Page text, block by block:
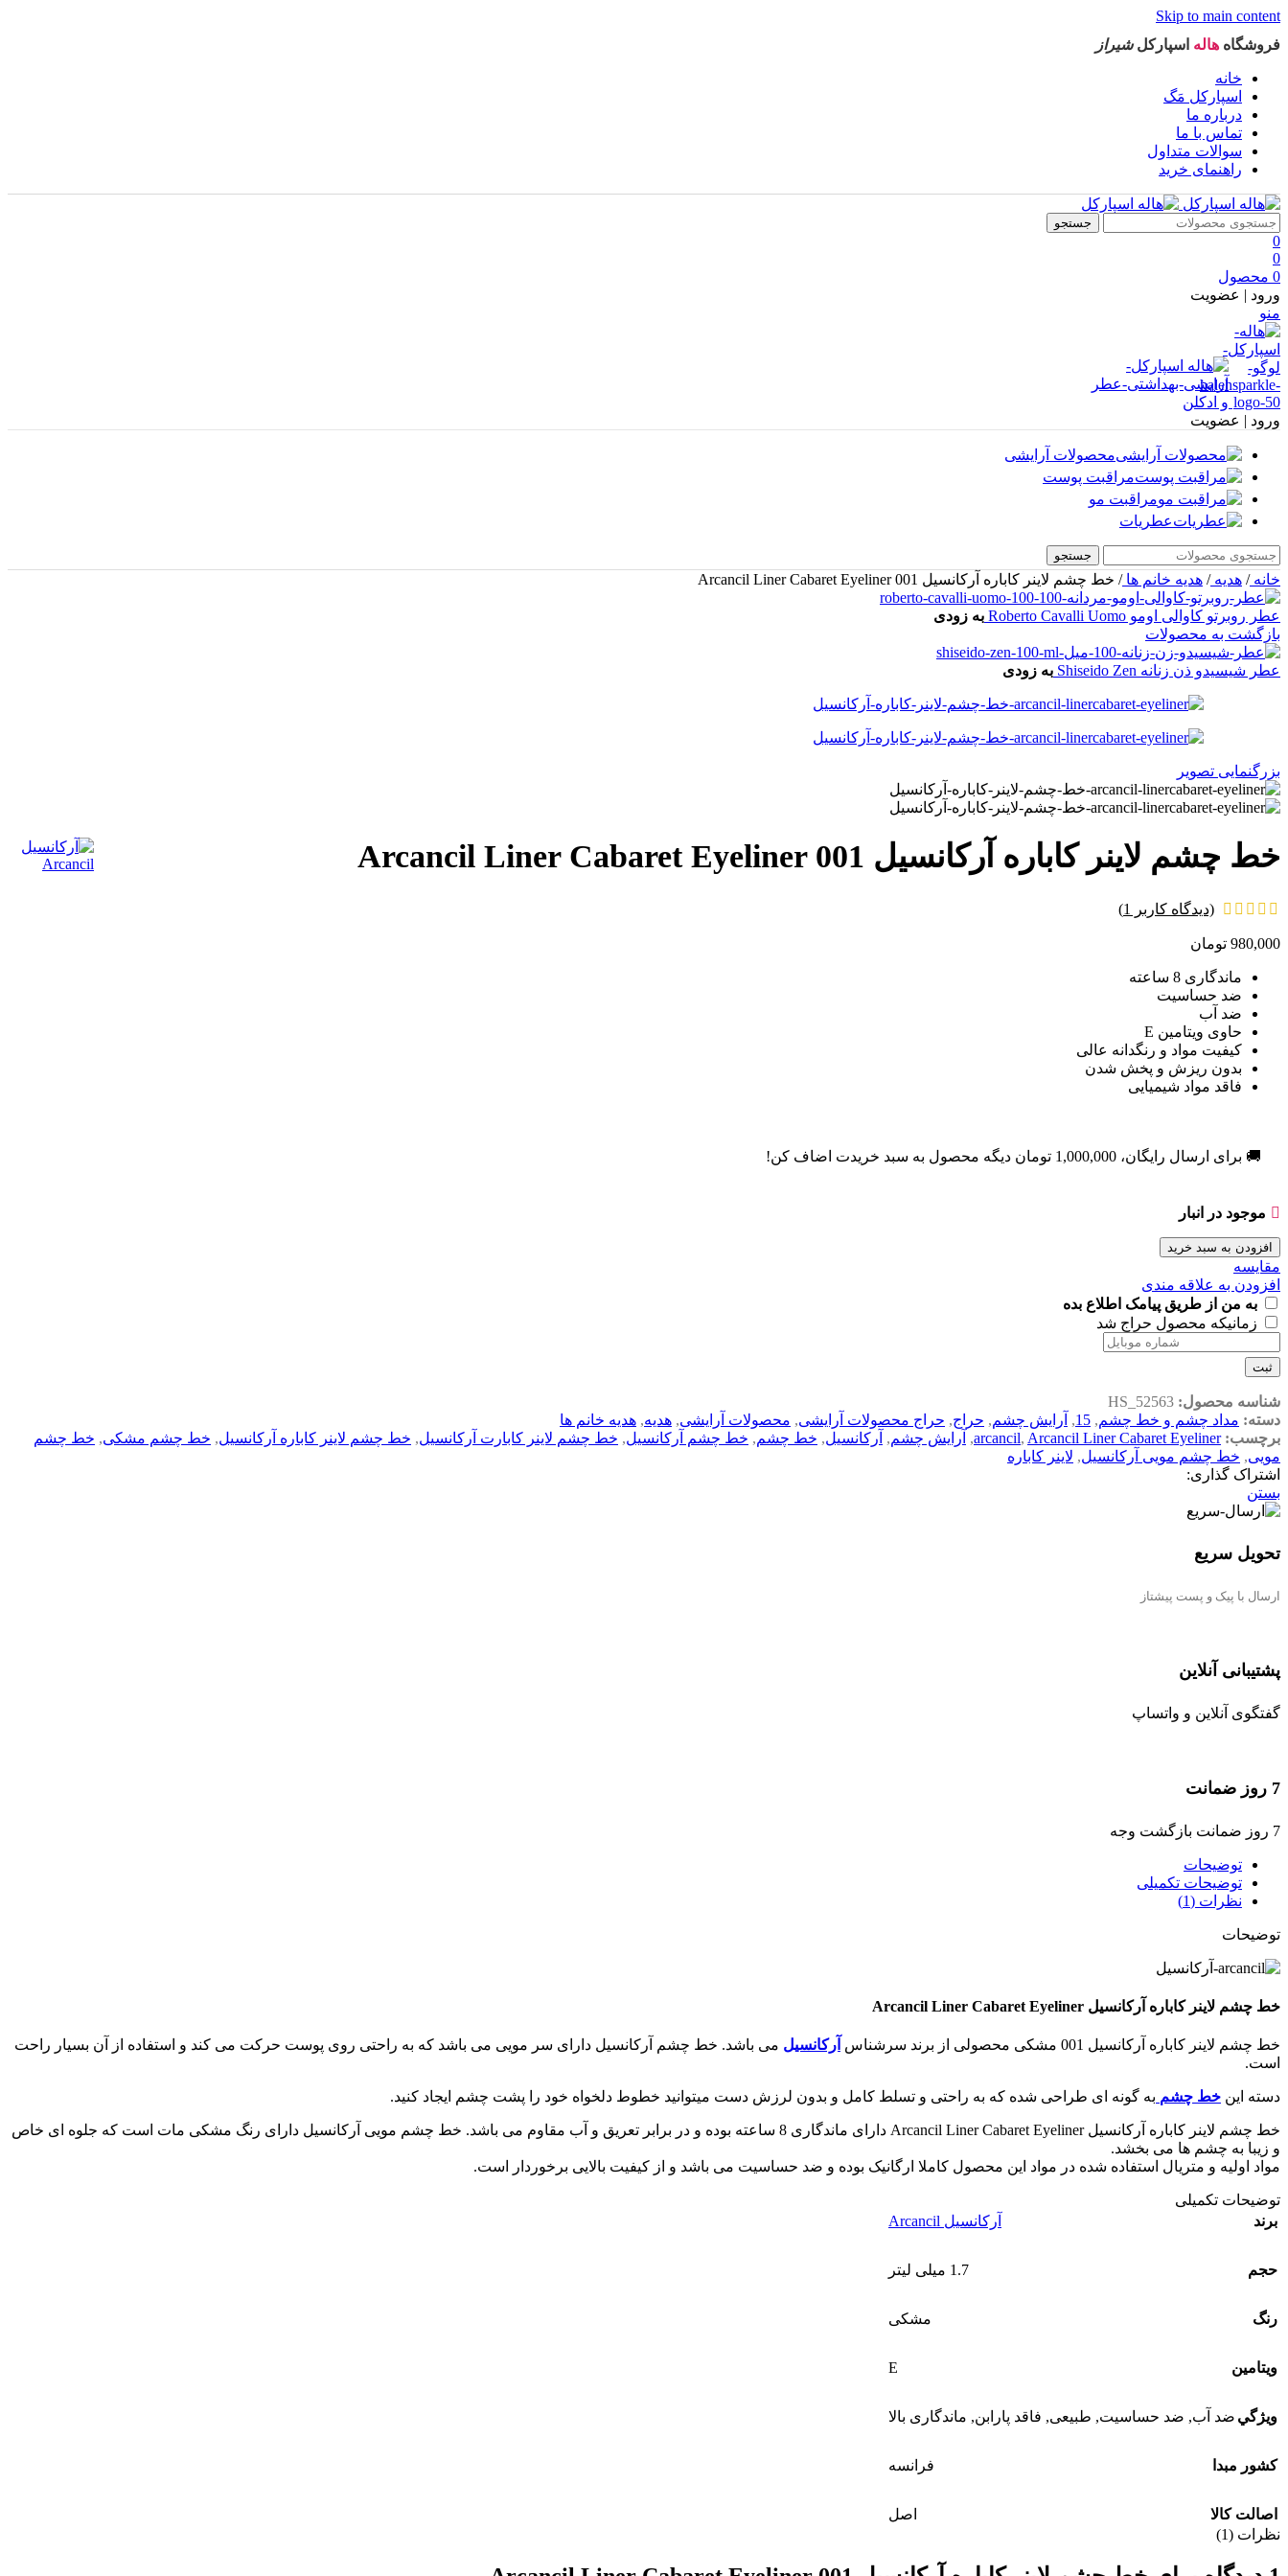
Skip to main content
فروشگاه هاله اسپارکلشیراز
خانه
اسپارکل مَگ
درباره ما
تماس با ما
سوالات متداول
راهنمای خرید
جستجو
0
0
0 محصول
ورود | عضویت
منو
ورود | عضویت
محصولات آرایشی
مراقبت پوست
مراقبت مو
عطریات
جستجو
خانه/ هدیه/ هدیه خانم ها/ خط چشم لاینر کاباره آرکانسیل Arcancil Liner Cabaret Eyeliner 001
عطر روبرتو کاوالی اومو Roberto Cavalli Uomo
به زودی
بازگشت به محصولات
عطر شیسیدو ذن زنانه Shiseido Zen به زودی
بزرگنمایی تصویر
خط چشم لاینر کاباره آرکانسیل Arcancil Liner Cabaret Eyeliner 001
(دیدگاه کاربر 1
)
980,000 تومان
ماندگاری 8 ساعته
ضد حساسیت
ضد آب
حاوی ویتامین E
کیفیت مواد و رنگدانه عالی
بدون ریزش و پخش شدن
فاقد مواد شیمیایی
🚚 برای ارسال رایگان، 1,000,000 تومان دیگه محصول به سبد خریدت اضاف کن!
موجود در انبار
افزودن به سبد خرید
مقایسه
افزودن به علاقه مندی
به من از طریق پیامک اطلاع بده
زمانیکه محصول حراج شد
ثبت
شناسه محصول: HS_52563
دسته: مداد چشم و خط چشم,
15
, آرایش چشم, حراج, حراج محصولات آرایشی, محصولات آرایشی, هدیه, هدیه خانم ها
برچسب:
arcancil, Arcancil Liner Cabaret Eyeliner
, آرایش چشم, آرکانسیل, خط چشم, خط چشم آرکانسیل, خط چشم لاینر کابارت آرکانسیل, خط چشم لاینر کاباره آرکانسیل, خط چشم مشکی, خط چشم
مویی, خط چشم مویی آرکانسیل, لاینر کاباره
اشتراک گذاری:
بستن
تحویل سریع
ارسال با پیک و پست پیشتاز
پشتیبانی آنلاین
گفتگوی آنلاین و واتساپ
7 روز ضمانت
7 روز ضمانت بازگشت وجه
توضیحات
توضیحات تکمیلی
نظرات (1)
توضیحات
خط چشم لاینر کاباره آرکانسیل Arcancil Liner Cabaret Eyeliner
خط چشم لاینر کاباره آرکانسیل 001 مشکی محصولی از برند سرشناس آرکانسیل می باشد. خط چشم آرکانسیل دارای سر مویی می باشد که به راحتی روی پوست حرکت می کند و استفاده از آن بسیار راحت
است.
دسته این خط چشم به گونه ای طراحی شده که به راحتی و تسلط کامل و بدون لرزش دست میتوانید خطوط دلخواه خود را پشت چشم ایجاد کنید.
خط چشم لاینر کاباره آرکانسیل Arcancil Liner Cabaret Eyeliner دارای ماندگاری 8 ساعته بوده و در برابر تعریق و آب مقاوم می باشد. خط چشم مویی آرکانسیل دارای رنگ مشکی مات است که جلوه ای خاص
و زیبا به چشم ها می بخشد.
مواد اولیه و متریال استفاده شده در مواد این محصول کاملا ارگانیک بوده و ضد حساسیت می باشد و از کیفیت بالایی برخوردار است.
توضیحات تکمیلی
برند
آرکانسیل Arcancil
حجم 1.7 میلی لیتر
رنگ مشکی
ويتامين E
ويژگي ضد آب, ضد حساسیت, طبیعی, فاقد پارابن, ماندگاری بالا
کشور مبدا فرانسه
اصالت کالا
اصل
نظرات (1)